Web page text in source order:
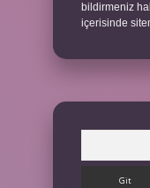
bildirmeniz
içerisinde